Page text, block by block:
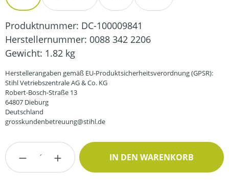
Produktnummer: DC-100009841
Herstellernummer: 0088 342 2206
Gewicht: 1.82 kg
Herstellerangaben gemäß EU-Produktsicherheitsverordnung (GPSR):
Stihl Vetriebszentrale AG & Co. KG
Robert-Bosch-Straße 13
64807 Dieburg
Deutschland
grosskundenbetreuung@stihl.de
Produkt Anzahl: Gib den gewünschten
IN DEN WARENKORB